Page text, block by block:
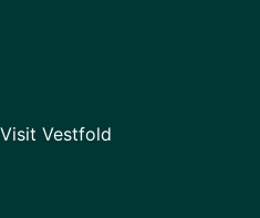
Visit Vestfold